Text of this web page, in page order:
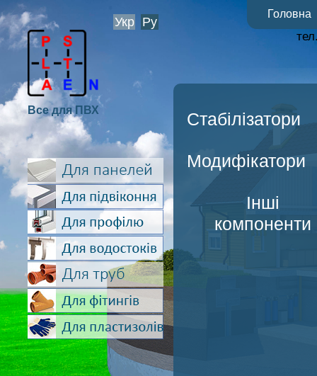
Все для ПВХ
Укр Ру
Головна
Стабілізатори
Модифікатори
Інші
компоненти